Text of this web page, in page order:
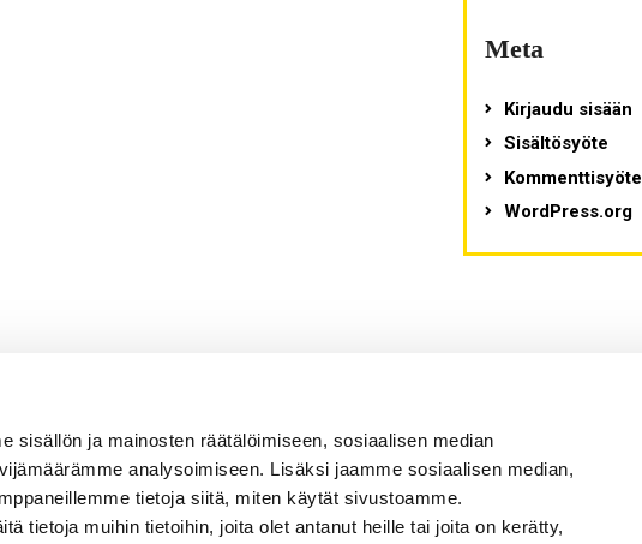
sisällön ja mainosten räätälöimiseen, sosiaalisen median
analysoimiseen. Lisäksi jaamme sosiaalisen median,
tietoja siitä, miten käytät sivustoamme.
tietoja muihin tietoihin, joita olet antanut heille tai joita on kerätty,
Meta
Kirjaudu sisään
Sisältösyöte
Kommenttisyöte
WordPress.org
Kiinnostunut